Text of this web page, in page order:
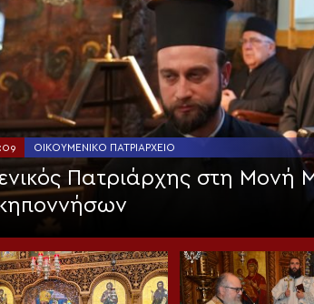
ΟΙΚΟΥΜΕΝΙΚΌ ΠΑΤΡΙΑΡΧΕΊΟ
Πατριάρχης στη